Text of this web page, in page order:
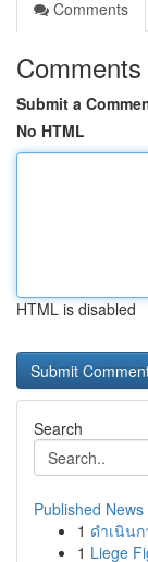
Comments
Comments
Submit a
No HTML
HTML is disabled
Search
Published News
1 ดำเนิน
1 Liege